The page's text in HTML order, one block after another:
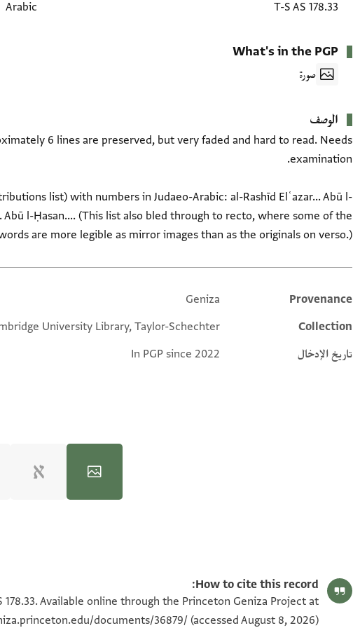
T-S AS 178.33
Arabic
What's in the PGP
صورة
الوصف
6 lines are preserved, but very faded and hard to read. Needs
list) with numbers in Judaeo-Arabic: al-Rashīd Elʿazar... Abū l-
Abū l-Ḥasan.... (This list also bled through to recto, where some of the
are more legible as mirror images than as the originals on verso.)
Additional metadata
Provenance
Geniza
Collection
University Library, Taylor-Schechter
تاريخ الإدخال
In PGP since 2022
100%
100%
How to cite this record:
Available online through the Princeton Geniza Project at
documents/36879/ (accessed August 8, 2026).